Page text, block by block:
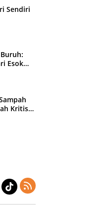
Sendiri
Esok
Kritis